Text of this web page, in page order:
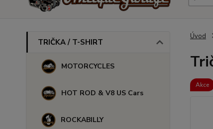
TRIČKA / T-SHIRT
MOTORCYCLES
HOT ROD & V8 US Cars
ROCKABILLY
Úvod
Akce